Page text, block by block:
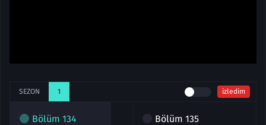
SEZON 1 izledim
Bölüm 134 Bölüm 135